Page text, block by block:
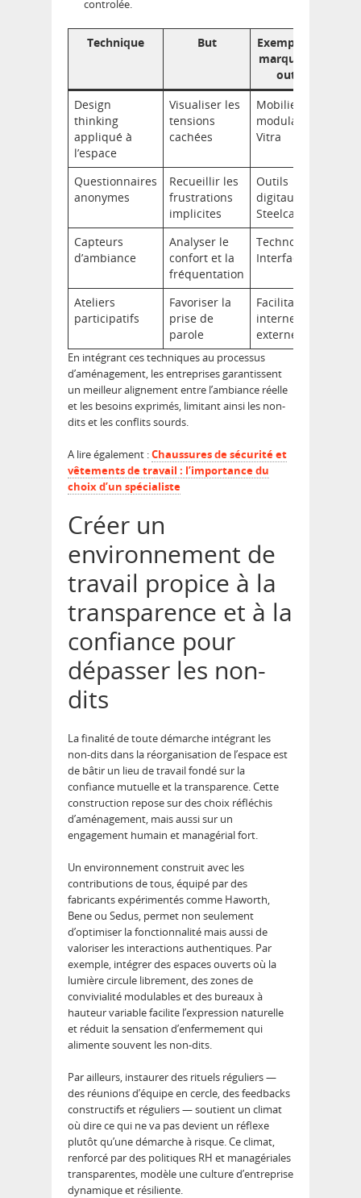
controlée.
Technique But
Exemple de
marque ou
outil
Design
thinking
appliqué à
l’espace
Visualiser les
tensions
cachées
Mobilier
modulable
Vitra
Questionnaires
anonymes
Recueillir les
frustrations
implicites
Outils
digitaux de
Steelcase
Capteurs
d’ambiance
Analyser le
confort et la
fréquentation
Technologie
Interface
Ateliers
participatifs
Favoriser la
prise de
parole
Facilitateur
interne ou
externe
En intégrant ces techniques au processus
d’aménagement, les entreprises garantissent
un meilleur alignement entre l’ambiance réelle
et les besoins exprimés, limitant ainsi les non-
dits et les conflits sourds.
A lire également :Chaussures de sécurité et
vêtements de travail : l’importance du
choix d’un spécialiste
Créer un
environnement de
travail propice à la
transparence et à la
confiance pour
dépasser les non-
dits
La finalité de toute démarche intégrant les
non-dits dans la réorganisation de l’espace est
de bâtir un lieu de travail fondé sur la
confiance mutuelle et la transparence. Cette
construction repose sur des choix réfléchis
d’aménagement, mais aussi sur un
engagement humain et managérial fort.
Un environnement construit avec les
contributions de tous, équipé par des
fabricants expérimentés comme Haworth,
Bene ou Sedus, permet non seulement
d’optimiser la fonctionnalité mais aussi de
valoriser les interactions authentiques. Par
exemple, intégrer des espaces ouverts où la
lumière circule librement, des zones de
convivialité modulables et des bureaux à
hauteur variable facilite l’expression naturelle
et réduit la sensation d’enfermement qui
alimente souvent les non-dits.
Par ailleurs, instaurer des rituels réguliers —
des réunions d’équipe en cercle, des feedbacks
constructifs et réguliers — soutient un climat
où dire ce qui ne va pas devient un réflexe
plutôt qu’une démarche à risque. Ce climat,
renforcé par des politiques RH et managériales
transparentes, modèle une culture d’entreprise
dynamique et résiliente.